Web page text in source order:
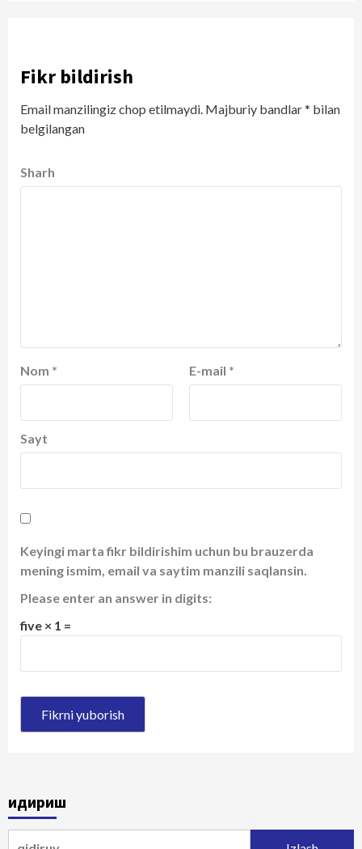
Fikr bildirish
Email manzilingiz chop etilmaydi. Majburiy bandlar* bilan
belgilangan
Sharh
Nom * E-mail *
Sayt
Keyingi marta fikr bildirishim uchun bu brauzerda
mening ismim, email va saytim manzili saqlansin.
Please enter an answer in digits:
five × 1 =
Қидириш